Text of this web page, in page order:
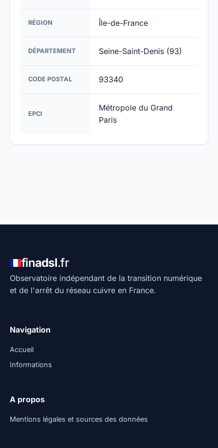
RÉGION Île-de-France
DÉPARTEMENT Seine-Saint-Denis (93)
CODE POSTAL 93340
EPCI
Métropole du Grand
Paris
finadsl.fr
Observatoire indépendant de la transition numérique
et de l'arrêt du réseau cuivre en France.
Navigation
Accueil
Informations
A propos
Mentions légales et sources des données